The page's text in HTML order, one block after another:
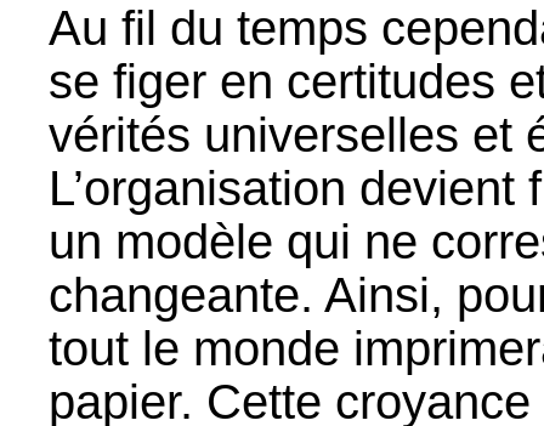
Au fil du temps
se figer en certitudes
vérités universelles et
L’organisation devient
un modèle qui ne
changeante. Ainsi,
tout le monde
papier. Cette